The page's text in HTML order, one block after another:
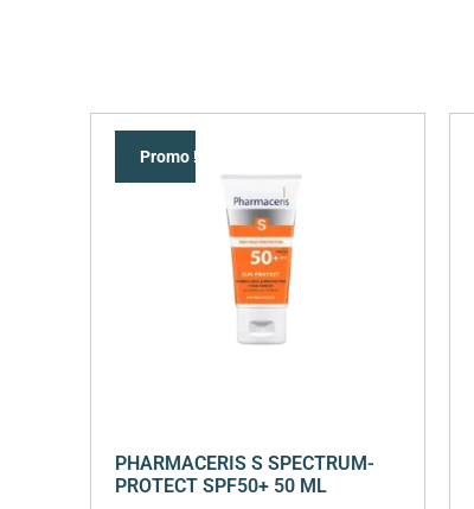
Promo !
PHARMACERIS S SPECTRUM-
PROTECT SPF50+ 50 ML